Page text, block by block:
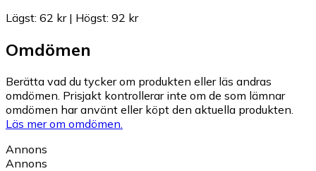
Lägst: 62 kr| Högst: 92 kr
Omdömen
Berätta vad du tycker om produkten eller läs andras
omdömen. Prisjakt kontrollerar inte om de som lämnar
omdömen har använt eller köpt den aktuella produkten.
Läs mer om omdömen.
Annons
Annons